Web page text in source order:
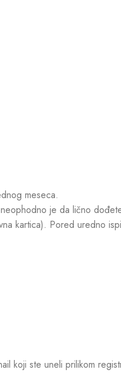
meseca.
je da lično
kartica). Pored uredno
koji ste uneli prilikom